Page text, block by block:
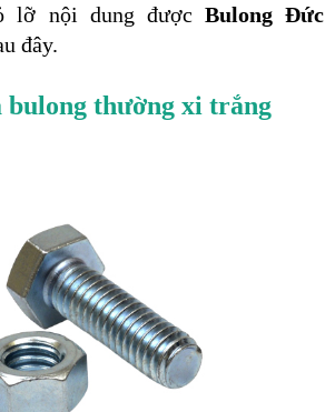
lỡ nội dung được Bulong Đức
đây.
bulong thường xi trắng